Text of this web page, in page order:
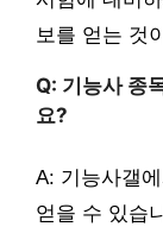
보를 얻는 것
Q: 기능사 종
요?
A: 기능사갤
얻을 수 있습